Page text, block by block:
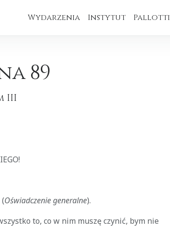
Wydarzenia Instytut Pallotti
89
III
Oświadczenie generalne).
to, co w nim muszę czynić, bym nie